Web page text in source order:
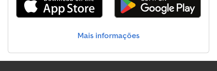
Mais informações